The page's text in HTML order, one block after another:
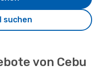
suchen
von Cebu